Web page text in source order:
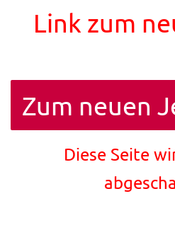
Link zum
Zum neuen
Diese Seite